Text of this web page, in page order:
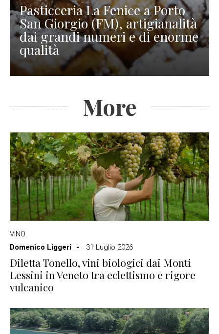
Pasticceria La Fenice a Porto
San Giorgio (FM), artigianalità
dai grandi numeri e di enorme
qualità
More
VINO
Domenico Liggeri
31 Luglio 2026
Diletta Tonello, vini biologici dai Monti
Lessini in Veneto tra eclettismo e rigore
vulcanico